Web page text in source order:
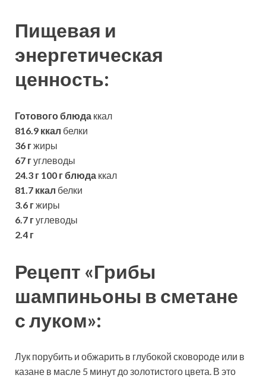
Пищевая и
энергетическая
ценность:
Готового блюда ккал
816.9 ккал белки
36 гжиры
67 гуглеводы
24.3 г 100 г блюда ккал
81.7 ккал белки
3.6 гжиры
6.7 гуглеводы
2.4 г
Рецепт «Грибы
шампиньоны в сметане
с луком»:
Лук порубить и обжарить в глубокой сковороде или в
казане в масле 5 минут до золотистого цвета. В это